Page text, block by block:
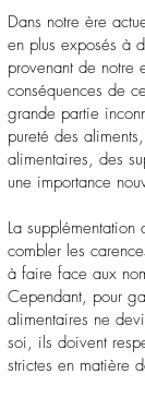
Dans notre ère
en plus exposés à
provenant de notre
conséquences de
grande partie
pureté des
alimentaires, des
une importance
La
combler les
à faire face aux
Cependant, pour
alimentaires ne
soi, ils doivent
strictes en matière